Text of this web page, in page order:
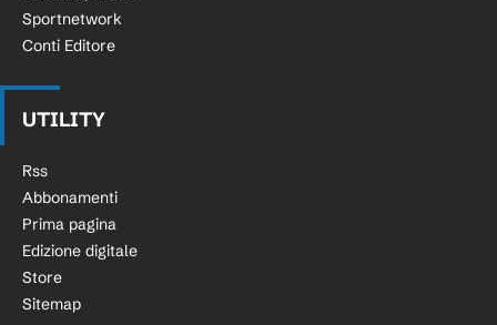
Sportnetwork
Conti Editore
UTILITY
Rss
Abbonamenti
Prima pagina
Edizione digitale
Store
Sitemap